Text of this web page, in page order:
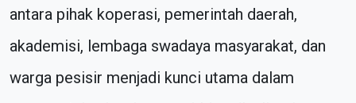
antara pihak koperasi, pemerintah daerah,
akademisi, lembaga swadaya masyarakat, dan
warga pesisir menjadi kunci utama dalam